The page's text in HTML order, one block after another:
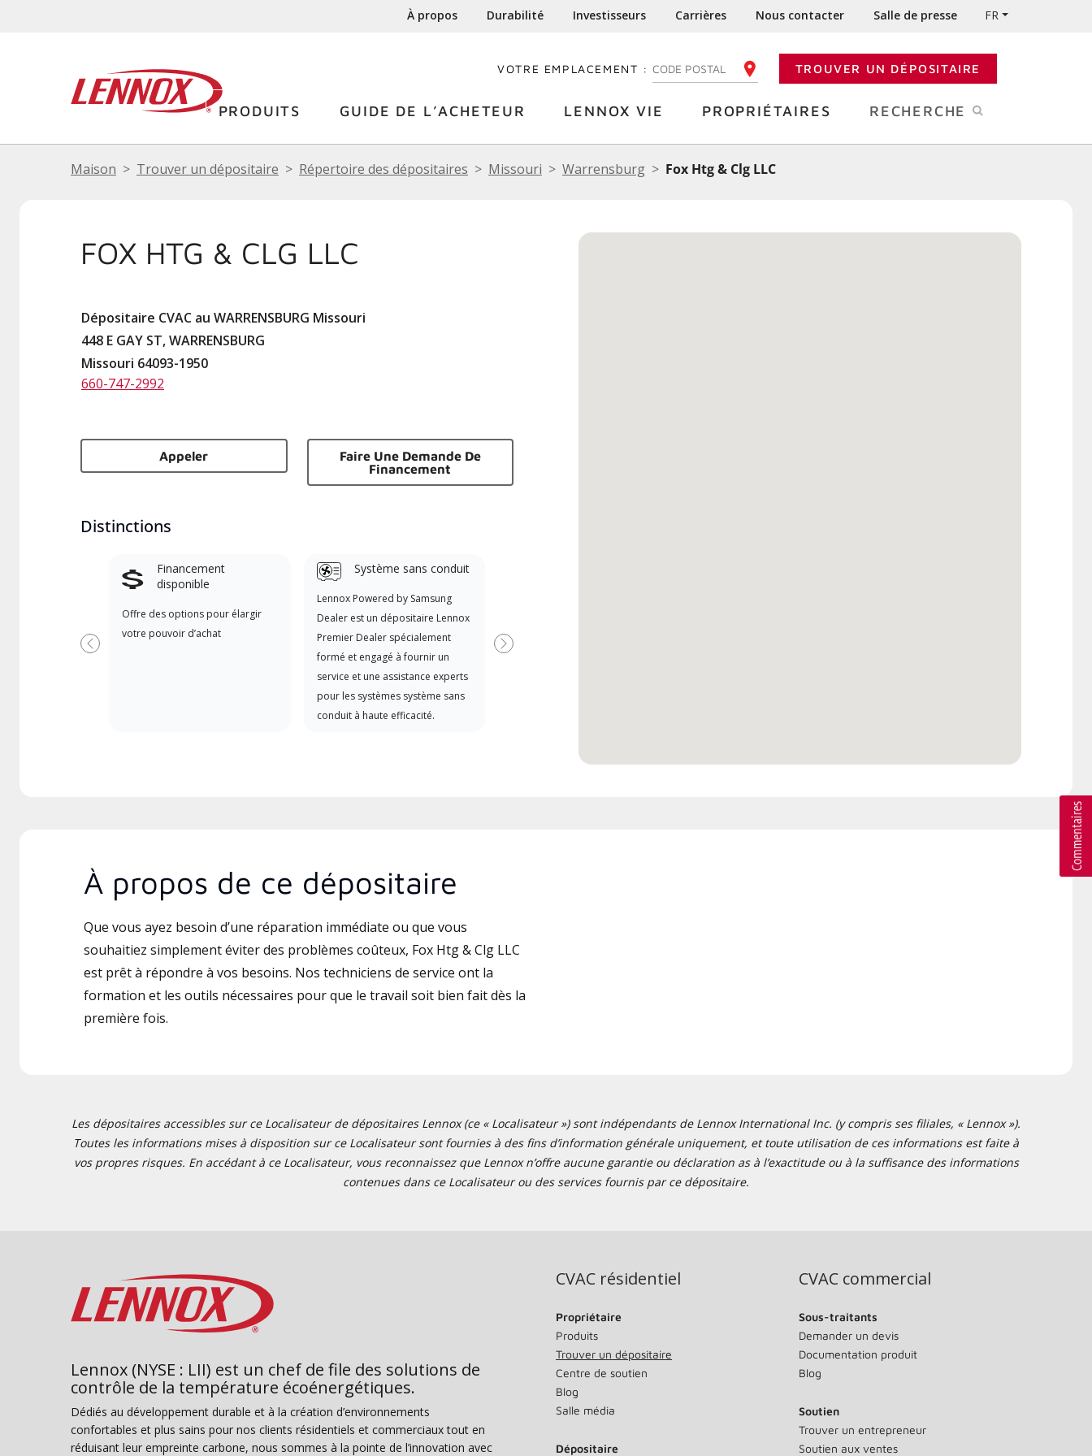
À propos Durabilité Investisseurs Carrières Nous contacter Salle de presse FR
VOTRE EMPLACEMENT : ENTREZ VOTRE CODE POSTALTROUVER UN DÉPOSITAIRE
PRODUITS GUIDE DE L’ACHETEUR LENNOX VIE PROPRIÉTAIRES RECHERCHE
Maison Trouver un dépositaire Répertoire des dépositaires Missouri Warrensburg Fox Htg & Clg LLC
FOX HTG & CLG LLC
Dépositaire CVAC au WARRENSBURG Missouri
448 E GAY ST, WARRENSBURG
Missouri 64093-1950
660-747-2992
Appeler
Faire Une Demande De
Financement
Distinctions
Financement
disponible
Offre des options pour élargir
votre pouvoir d’achat
Système sans conduit
Lennox Powered by Samsung
Dealer est un dépositaire Lennox
Premier Dealer spécialement
formé et engagé à fournir un
service et une assistance experts
pour les systèmes système sans
conduit à haute efficacité.
Précédent Suivant
À propos de ce dépositaire
Que vous ayez besoin d’une réparation immédiate ou que vous
souhaitiez simplement éviter des problèmes coûteux, Fox Htg & Clg LLC
est prêt à répondre à vos besoins. Nos techniciens de service ont la
formation et les outils nécessaires pour que le travail soit bien fait dès la
première fois.
Les dépositaires accessibles sur ce Localisateur de dépositaires Lennox (ce « Localisateur ») sont indépendants de Lennox International Inc. (y compris ses filiales, « Lennox »).
Toutes les informations mises à disposition sur ce Localisateur sont fournies à des fins d’information générale uniquement, et toute utilisation de ces informations est faite à
vos propres risques. En accédant à ce Localisateur, vous reconnaissez que Lennox n’offre aucune garantie ou déclaration as à l’exactitude ou à la suffisance des informations
contenues dans ce Localisateur ou des services fournis par ce dépositaire.
Lennox (NYSE : LII) est un chef de file des solutions de
contrôle de la température écoénergétiques.
Dédiés au développement durable et à la création d’environnements
confortables et plus sains pour nos clients résidentiels et commerciaux tout en
réduisant leur empreinte carbone, nous sommes à la pointe de l’innovation avec
CVAC résidentiel
Propriétaire
Produits
Trouver un dépositaire
Centre de soutien
Blog
Salle média
Dépositaire
CVAC commercial
Sous-traitants
Demander un devis
Documentation produit
Blog
Soutien
Trouver un entrepreneur
Soutien aux ventes